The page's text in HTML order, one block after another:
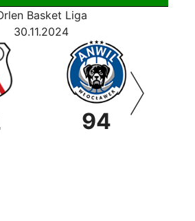
Basket Liga
30.11.2024
94